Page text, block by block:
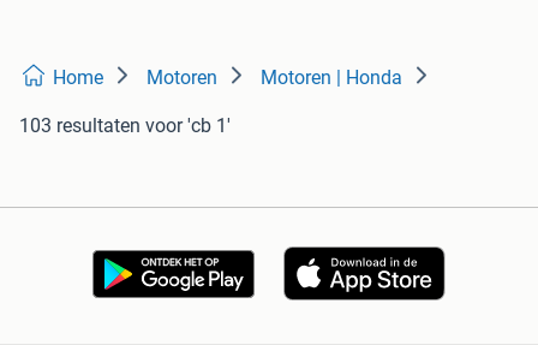
Home Motoren Motoren | Honda
103 resultaten voor 'cb 1'